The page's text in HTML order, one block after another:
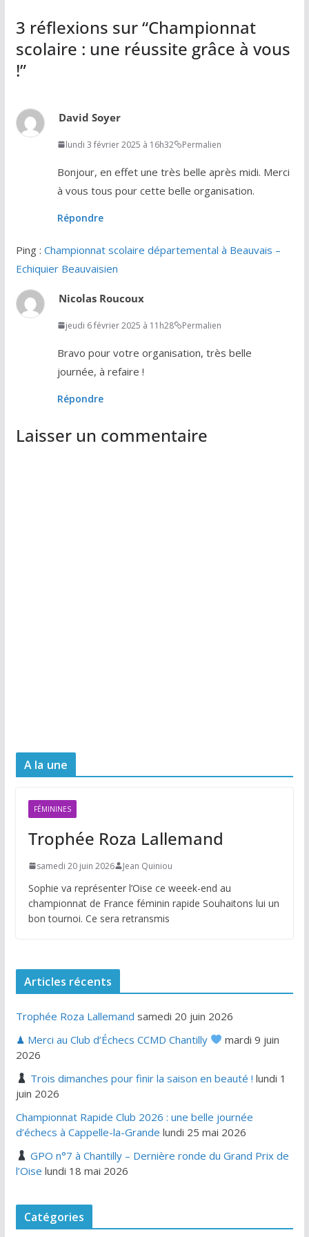
3 réflexions sur “Championnat
scolaire : une réussite grâce à vous
!”
David Soyer
lundi 3 février 2025 à 16h32 Permalien
Bonjour, en effet une très belle après midi. Merci
à vous tous pour cette belle organisation.
Répondre
Ping : Championnat scolaire départemental à Beauvais –
Echiquier Beauvaisien
Nicolas Roucoux
jeudi 6 février 2025 à 11h28 Permalien
Bravo pour votre organisation, très belle
journée, à refaire !
Répondre
Laisser un commentaire
A la une
FÉMININES
Trophée Roza Lallemand
samedi 20 juin 2026 Jean Quiniou
Sophie va représenter l’Oise ce weeek-end au
championnat de France féminin rapide Souhaitons lui un
bon tournoi. Ce sera retransmis
Articles récents
Trophée Roza Lallemand samedi 20 juin 2026
♟ Merci au Club d’Échecs CCMD Chantilly
mardi 9 juin
2026
Trois dimanches pour finir la saison en beauté ! lundi 1
juin 2026
Championnat Rapide Club 2026 : une belle journée
d’échecs à Cappelle-la-Grande lundi 25 mai 2026
GPO n°7 à Chantilly – Dernière ronde du Grand Prix de
l’Oise lundi 18 mai 2026
Catégories